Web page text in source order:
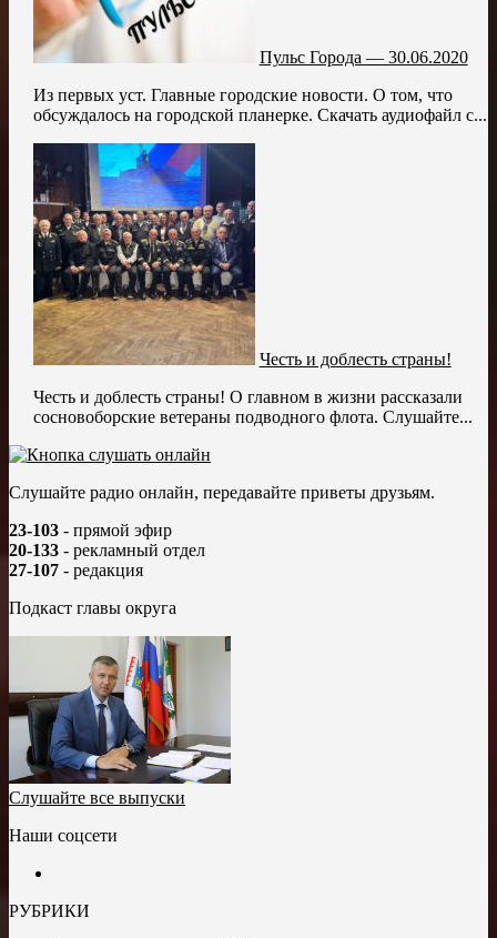
Пульс Города — 30.06.2020
Из первых уст. Главные городские новости. О том, что
обсуждалось на городской планерке. Скачать аудиофайл с...
Честь и доблесть страны!
Честь и доблесть страны! О главном в жизни рассказали
сосновоборские ветераны подводного флота. Слушайте...
Слушайте радио онлайн, передавайте приветы друзьям.
23-103 - прямой эфир
20-133 - рекламный отдел
27-107 - редакция
Подкаст главы округа
Слушайте все выпуски
Наши соцсети
РУБРИКИ